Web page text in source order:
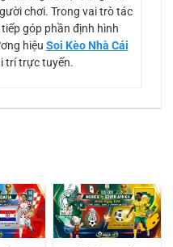
chơi. Trong vai trò tác
góp phần định hình
hiệu Soi Kèo Nhà Cái
trí trực tuyến.